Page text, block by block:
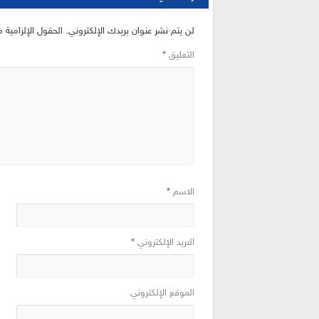
لن يتم نشر عنوان بريدك الإلكتروني. الحقول الإلزامية
التعليق*
الاسم*
البريد الإلكتروني*
الموقع الإلكتروني